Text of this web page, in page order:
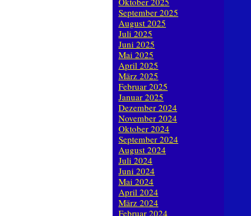
September 2025
August 2025
Juli 2025
Juni 2025
Mai 2025
April 2025
März 2025
Februar 2025
Januar 2025
Dezember 2024
November 2024
Oktober 2024
September 2024
August 2024
Juli 2024
Juni 2024
Mai 2024
April 2024
März 2024
Februar 2024